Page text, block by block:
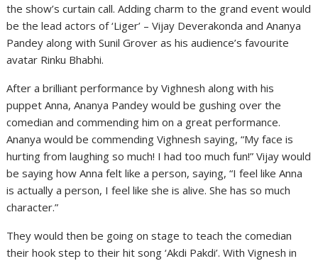
the show’s curtain call. Adding charm to the grand event would
be the lead actors of ‘Liger’ – Vijay Deverakonda and Ananya
Pandey along with Sunil Grover as his audience’s favourite
avatar Rinku Bhabhi.
After a brilliant performance by Vighnesh along with his
puppet Anna, Ananya Pandey would be gushing over the
comedian and commending him on a great performance.
Ananya would be commending Vighnesh saying, “My face is
hurting from laughing so much! I had too much fun!” Vijay would
be saying how Anna felt like a person, saying, “I feel like Anna
is actually a person, I feel like she is alive. She has so much
character.”
They would then be going on stage to teach the comedian
their hook step to their hit song ‘Akdi Pakdi’. With Vignesh in